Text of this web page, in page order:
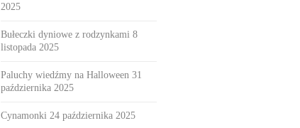
2025
Bułeczki dyniowe z rodzynkami 8
listopada 2025
Paluchy wiedźmy na Halloween 31
października 2025
Cynamonki 24 października 2025